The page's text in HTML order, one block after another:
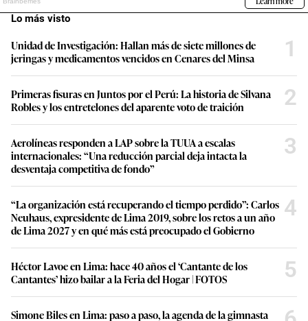
Lo más visto
Unidad de Investigación: Hallan más de siete millones de
jeringas y medicamentos vencidos en Cenares del Minsa
1
Primeras fisuras en Juntos por el Perú: La historia de Silvana
Robles y los entretelones del aparente voto de traición
2
Aerolíneas responden a LAP sobre la TUUA a escalas
internacionales: “Una reducción parcial deja intacta la
desventaja competitiva de fondo”
3
“La organización está recuperando el tiempo perdido”: Carlos
Neuhaus, expresidente de Lima 2019, sobre los retos a un año
de Lima 2027 y en qué más está preocupado el Gobierno
4
Héctor Lavoe en Lima: hace 40 años el ‘Cantante de los
Cantantes’ hizo bailar a la Feria del Hogar | FOTOS
5
Simone Biles en Lima: paso a paso, la agenda de la gimnasta